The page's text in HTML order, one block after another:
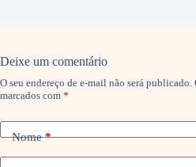
Deixe um comentário
O seu endereço de e-mail não será publicado.
marcados com *
Nome*